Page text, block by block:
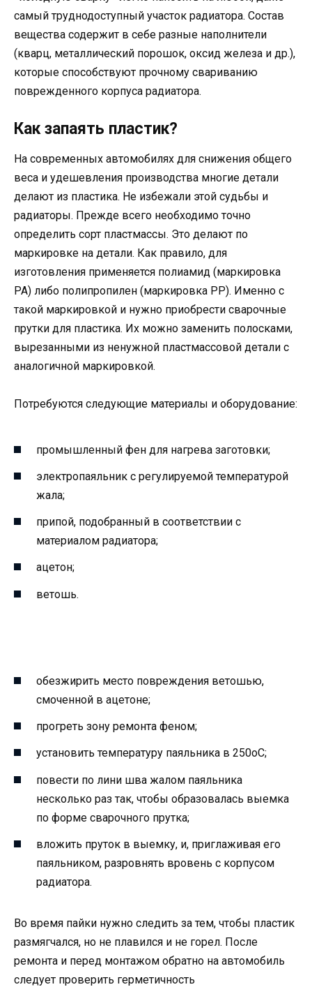
самый труднодоступный участок радиатора. Состав
вещества содержит в себе разные наполнители
(кварц, металлический порошок, оксид железа и др.),
которые способствуют прочному свариванию
поврежденного корпуса радиатора.
Как запаять пластик?
На современных автомобилях для снижения общего
веса и удешевления производства многие детали
делают из пластика. Не избежали этой судьбы и
радиаторы. Прежде всего необходимо точно
определить сорт пластмассы. Это делают по
маркировке на детали. Как правило, для
изготовления применяется полиамид (маркировка
PA) либо полипропилен (маркировка PP). Именно с
такой маркировкой и нужно приобрести сварочные
прутки для пластика. Их можно заменить полосками,
вырезанными из ненужной пластмассовой детали с
аналогичной маркировкой.
Потребуются следующие материалы и оборудование:
промышленный фен для нагрева заготовки;
электропаяльник с регулируемой температурой
жала;
припой, подобранный в соответствии с
материалом радиатора;
ацетон;
ветошь.
обезжирить место повреждения ветошью,
смоченной в ацетоне;
прогреть зону ремонта феном;
установить температуру паяльника в 250оС;
повести по лини шва жалом паяльника
несколько раз так, чтобы образовалась выемка
по форме сварочного прутка;
вложить пруток в выемку, и, приглаживая его
паяльником, разровнять вровень с корпусом
радиатора.
Во время пайки нужно следить за тем, чтобы пластик
размягчался, но не плавился и не горел. После
ремонта и перед монтажом обратно на автомобиль
следует проверить герметичность